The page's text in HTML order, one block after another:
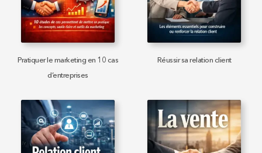
Pratiquer le marketing en 10 cas
d’entreprises
Réussir sa relation client